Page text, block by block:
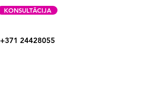
KONSULTĀCIJA
+371 24428055